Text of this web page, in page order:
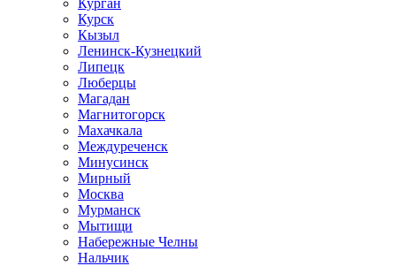
Курск
Кызыл
Ленинск-Кузнецкий
Липецк
Люберцы
Магадан
Магнитогорск
Махачкала
Междуреченск
Минусинск
Мирный
Москва
Мурманск
Мытищи
Набережные Челны
Нальчик